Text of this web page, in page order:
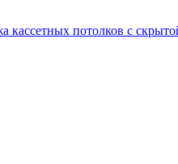
кассетных потолков с